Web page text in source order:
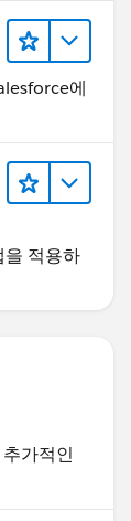
에
적용하
가적인